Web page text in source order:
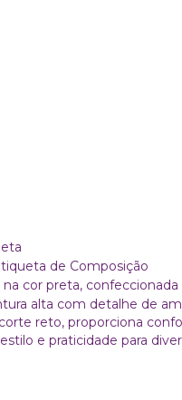
de Composição
na cor preta,
alta com detalhe de
reto, proporciona
e praticidade para